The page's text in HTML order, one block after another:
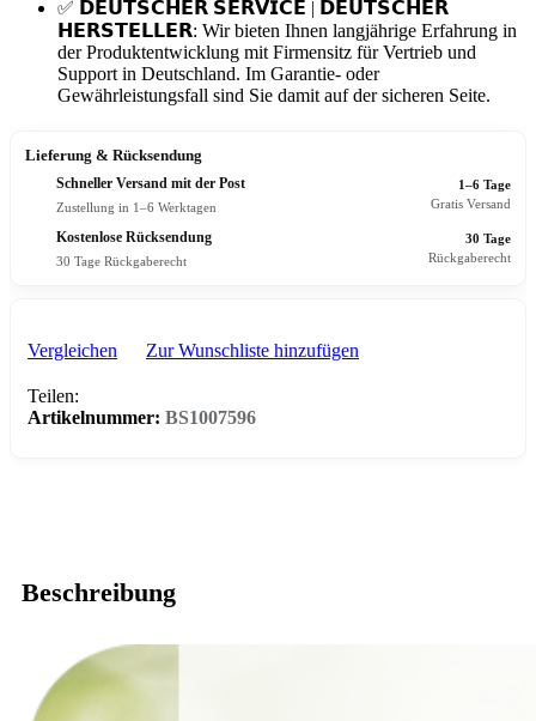
✅ 𝗗𝗘𝗨𝗧𝗦𝗖𝗛𝗘𝗥 𝗦𝗘𝗥𝗩𝗜𝗖𝗘 | 𝗗𝗘𝗨𝗧𝗦𝗖𝗛𝗘𝗥
𝗛𝗘𝗥𝗦𝗧𝗘𝗟𝗟𝗘𝗥: Wir bieten Ihnen langjährige Erfahrung in
der Produktentwicklung mit Firmensitz für Vertrieb und
Support in Deutschland. Im Garantie- oder
Gewährleistungsfall sind Sie damit auf der sicheren Seite.
Lieferung & Rücksendung
Schneller Versand mit der Post
Zustellung in 1–6 Werktagen
1–6 Tage
Gratis Versand
Kostenlose Rücksendung
30 Tage Rückgaberecht
30 Tage
Rückgaberecht
Vergleichen Zur Wunschliste hinzufügen
Teilen:
Artikelnummer: BS1007596
Beschreibung